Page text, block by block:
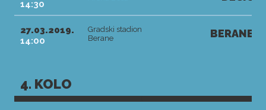
14:30
27.03.2019.
14:00
Gradski stadion
Berane
BERANE
4. KOLO